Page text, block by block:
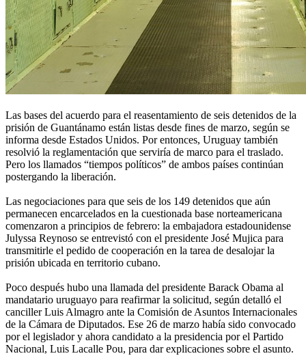
Las bases del acuerdo para el reasentamiento de seis detenidos de la
prisión de Guantánamo están listas desde fines de marzo, según se
informa desde Estados Unidos. Por entonces, Uruguay también
resolvió la reglamentación que serviría de marco para el traslado.
Pero los llamados “tiempos políticos” de ambos países continúan
postergando la liberación.
Las negociaciones para que seis de los 149 detenidos que aún
permanecen encarcelados en la cuestionada base norteamericana
comenzaron a principios de febrero: la embajadora estadounidense
Julyssa Reynoso se entrevistó con el presidente José Mujica para
transmitirle el pedido de cooperación en la tarea de desalojar la
prisión ubicada en territorio cubano.
Poco después hubo una llamada del presidente Barack Obama al
mandatario uruguayo para reafirmar la solicitud, según detalló el
canciller Luis Almagro ante la Comisión de Asuntos Internacionales
de la Cámara de Diputados. Ese 26 de marzo había sido convocado
por el legislador y ahora candidato a la presidencia por el Partido
Nacional, Luis Lacalle Pou, para dar explicaciones sobre el asunto.